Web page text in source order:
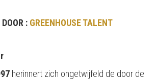
: GREENHOUSE TALENT
herinnert zich ongetwijfeld de door de